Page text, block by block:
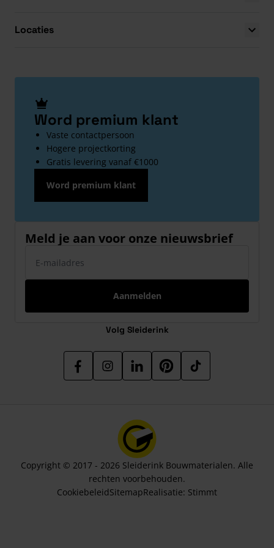
Locaties
Word premium klant
Vaste contactpersoon
Hogere projectkorting
Gratis levering vanaf €1000
Word premium klant
Meld je aan voor onze nieuwsbrief
Aanmelden
Volg Sleiderink
Copyright © 2017 - 2026 Sleiderink Bouwmaterialen. Alle
rechten voorbehouden.
CookiebeleidSitemapRealisatie: Stimmt